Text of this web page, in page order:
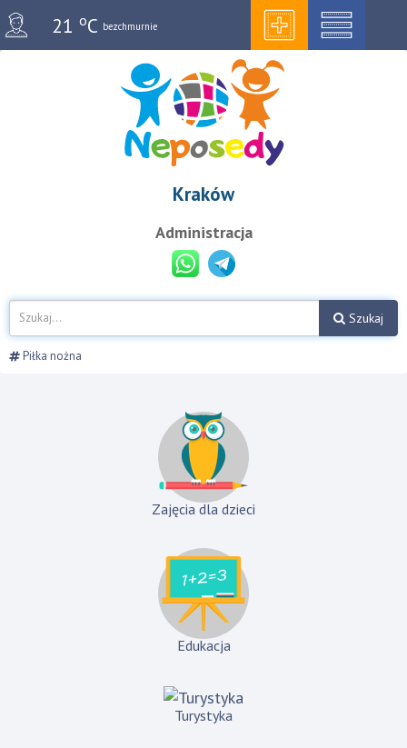
21oC bezchmurnie
Kraków
Administracja
Szukaj
Piłka nożna
Zajęcia dla dzieci
Edukacja
Turystyka